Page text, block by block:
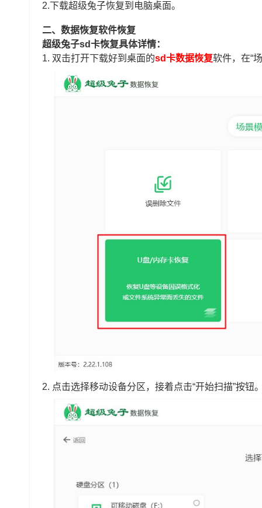
2.下载超级兔子恢复到电脑桌面。
二、数据恢复软件恢复
超级兔子sd卡恢复具体详情：
1. 双击打开下载好到桌面的sd卡数据恢复软件，在“
2. 点击选择移动设备分区，接着点击“开始扫描”按钮